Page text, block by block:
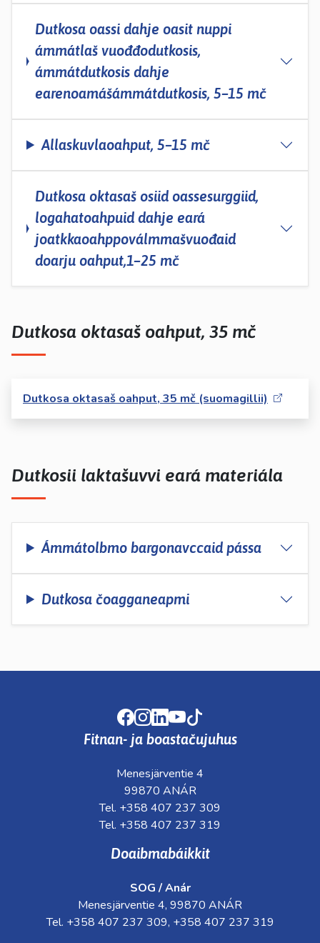
Dutkosa oassi dahje oasit nuppi
ámmátlaš vuođđodutkosis,
ámmátdutkosis dahje
earenoamášámmátdutkosis, 5–15 mč
Allaskuvlaoahput, 5–15 mč
Dutkosa oktasaš osiid oassesurggiid,
logahatoahpuid dahje eará
joatkkaoahppoválmmašvuođaid
doarju oahput,1–25 mč
Dutkosa oktasaš oahput, 35 mč
Dutkosa oktasaš oahput, 35 mč (suomagillii)
Dutkosii laktašuvvi eará materiála
Ámmátolbmo bargonavccaid pássa
Dutkosa čoagganeapmi
Facebook
Instagram
LinkedIn
Youtube
Fitnan- ja boastačujuhus
Menesjärventie 4
99870 ANÁR
Tel. +358 407 237 309
Tel. +358 407 237 319
Doaibmabáikkit
SOG / Anár
Menesjärventie 4, 99870 ANÁR
Tel. +358 407 237 309, +358 407 237 319